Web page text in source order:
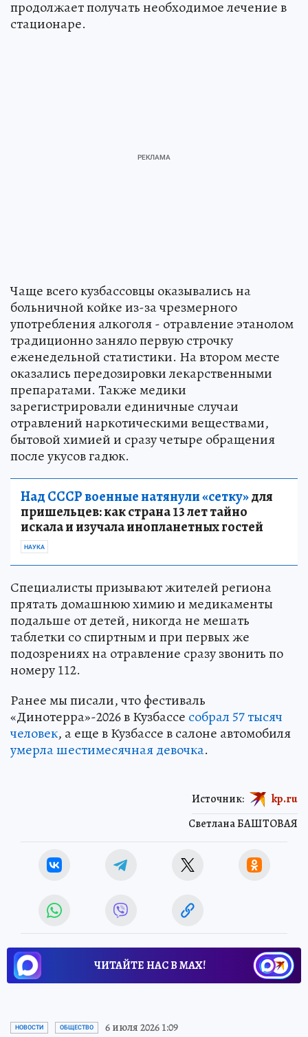
продолжает получать необходимое лечение в
стационаре.
Чаще всего кузбассовцы оказывались на
больничной койке из-за чрезмерного
употребления алкоголя - отравление этанолом
традиционно заняло первую строчку
еженедельной статистики. На втором месте
оказались передозировки лекарственными
препаратами. Также медики
зарегистрировали единичные случаи
отравлений наркотическими веществами,
бытовой химией и сразу четыре обращения
после укусов гадюк.
Над СССР военные натянули «сетку»для
пришельцев: как страна 13 лет тайно
искала и изучала инопланетных гостей
НАУКА
Специалисты призывают жителей региона
прятать домашнюю химию и медикаменты
подальше от детей, никогда не мешать
таблетки со спиртным и при первых же
подозрениях на отравление сразу звонить по
номеру 112.
Ранее мы писали, что фестиваль
«Динотерра»-2026 в Кузбассе собрал 57 тысяч
человек, а еще в Кузбассе в салоне автомобиля
умерла шестимесячная девочка.
Светлана БАШТОВАЯ
Источник: kp.ru
ЧИТАЙТЕ НАС В МАХ!
НОВОСТИ ОБЩЕСТВО 6 июля 2026 1:09